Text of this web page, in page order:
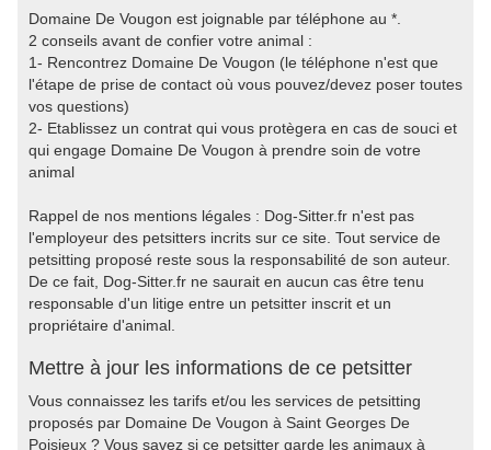
Domaine De Vougon est joignable par téléphone au *.
2 conseils avant de confier votre animal :
1- Rencontrez Domaine De Vougon (le téléphone n'est que
l'étape de prise de contact où vous pouvez/devez poser toutes
vos questions)
2- Etablissez un contrat qui vous protègera en cas de souci et
qui engage Domaine De Vougon à prendre soin de votre
animal
Rappel de nos mentions légales : Dog-Sitter.fr n'est pas
l'employeur des petsitters incrits sur ce site. Tout service de
petsitting proposé reste sous la responsabilité de son auteur.
De ce fait, Dog-Sitter.fr ne saurait en aucun cas être tenu
responsable d'un litige entre un petsitter inscrit et un
propriétaire d'animal.
Mettre à jour les informations de ce petsitter
Vous connaissez les tarifs et/ou les services de petsitting
proposés par Domaine De Vougon à Saint Georges De
Poisieux ? Vous savez si ce petsitter garde les animaux à